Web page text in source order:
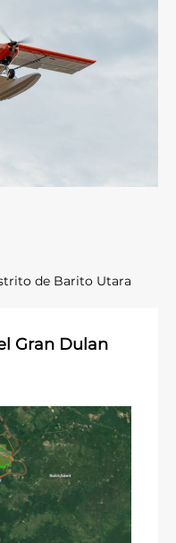
zonas. Ninguna
su territorio dentro
naturales van
trás año y los gibones
su territorio con
las poblaciones de
de Barito Utara
Gran Dulan